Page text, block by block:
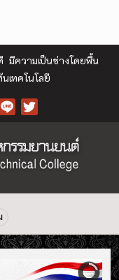
มีความเป็นช่างโดยพื้น
ทคโนโลยี